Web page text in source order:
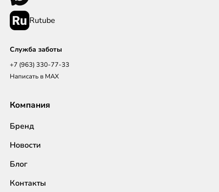
Rutube
Служба заботы
+7 (963) 330-77-33
Написать в MAX
Компания
Бренд
Новости
Блог
Контакты